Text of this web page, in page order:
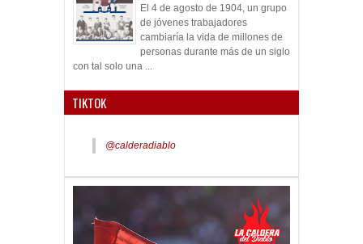
El 4 de agosto de 1904, un grupo
de jóvenes trabajadores
cambiaría la vida de millones de
personas durante más de un siglo
con tal solo una ...
TIKTOK
@calderadiablo